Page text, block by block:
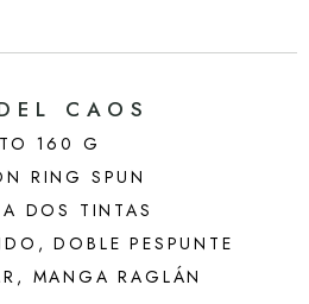
CAOS
160 G
RING SPUN
DOS TINTAS
DOBLE PESPUNTE
MANGA RAGLÁN